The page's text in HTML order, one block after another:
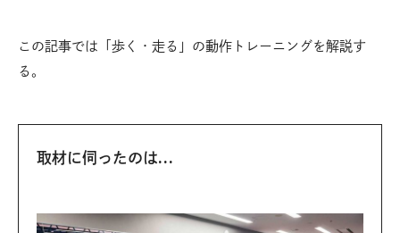
この記事では「歩く・走る」の動作トレーニングを解説す
る。
取材に伺ったのは…